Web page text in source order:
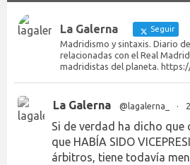
La Galerna Seguir
Madridismo y sintaxis. Diario
relacionadas con el Real
madridistas del planeta.
La Galerna @lagalerna_ ·
Si de verdad ha dicho
que HABÍA SIDO
árbitros, tiene todavía